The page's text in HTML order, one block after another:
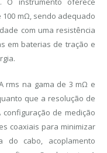
100 mΩ, sendo adequado
com uma resistência
em baterias de tração e
rms na gama de 3 mΩ e
que a resolução de
de medição
coaxiais para minimizar
do cabo, acoplamento